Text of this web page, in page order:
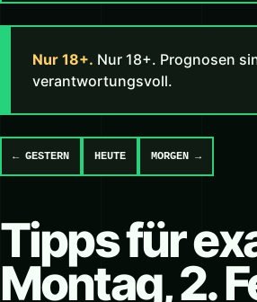
Nur 18+. Nur 18+. Prognosen
verantwortungsvoll.
← GESTERN HEUTE MORGEN →
Tipps für
Montag, 2.